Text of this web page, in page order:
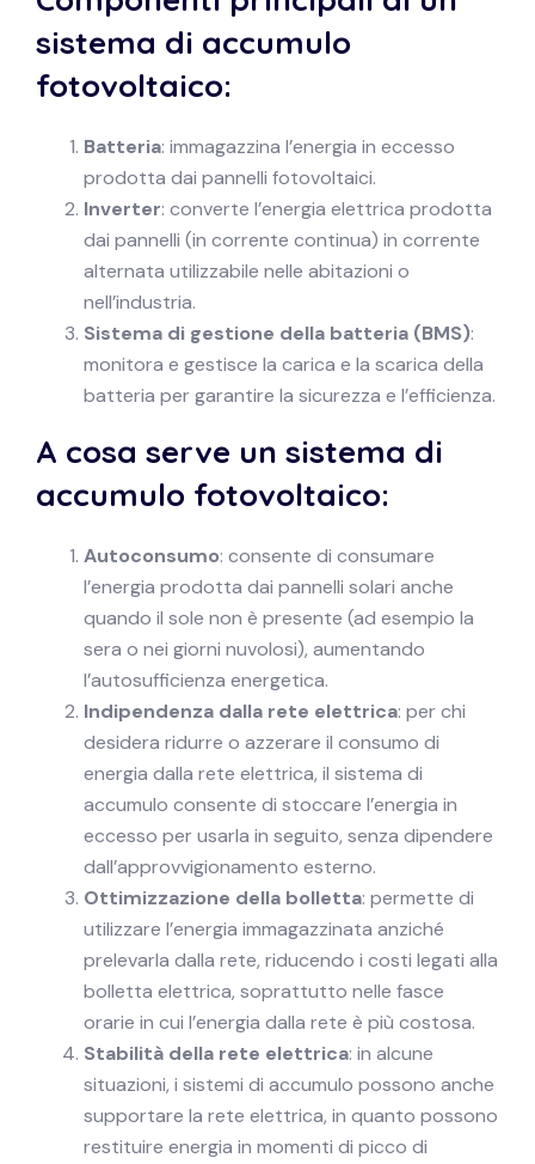
sistema di accumulo
fotovoltaico:
Batteria: immagazzina l’energia in eccesso
prodotta dai pannelli fotovoltaici.
Inverter: converte l’energia elettrica prodotta
dai pannelli (in corrente continua) in corrente
alternata utilizzabile nelle abitazioni o
nell’industria.
Sistema di gestione della batteria (BMS):
monitora e gestisce la carica e la scarica della
batteria per garantire la sicurezza e l’efficienza.
A cosa serve un sistema di
accumulo fotovoltaico:
Autoconsumo: consente di consumare
l’energia prodotta dai pannelli solari anche
quando il sole non è presente (ad esempio la
sera o nei giorni nuvolosi), aumentando
l’autosufficienza energetica.
Indipendenza dalla rete elettrica: per chi
desidera ridurre o azzerare il consumo di
energia dalla rete elettrica, il sistema di
accumulo consente di stoccare l’energia in
eccesso per usarla in seguito, senza dipendere
dall’approvvigionamento esterno.
Ottimizzazione della bolletta: permette di
utilizzare l’energia immagazzinata anziché
prelevarla dalla rete, riducendo i costi legati alla
bolletta elettrica, soprattutto nelle fasce
orarie in cui l’energia dalla rete è più costosa.
Stabilità della rete elettrica: in alcune
situazioni, i sistemi di accumulo possono anche
supportare la rete elettrica, in quanto possono
restituire energia in momenti di picco di